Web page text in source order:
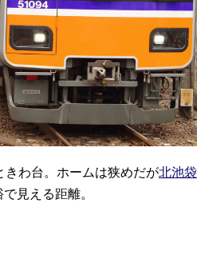
わ台。ホームは狭めだが北池袋
見える距離。